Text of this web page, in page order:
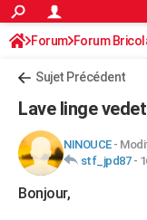
ACTUALITÉS
Politique
Société
Faits Divers
Education
Monde
Villes
+
FINANCE
Retraite
Impôts
Epargne
Immobilier
Risques naturels par
Banque
Assurance
Crédit
AUTO
Essais
Réserver un essai
Citadines
Berlines
SUV
Forum auto
+HIGH-TECH
Forum Forum
Sujet Précédent
Lave linge
NINOUCE-
stf_jpd87-
Bonjour,